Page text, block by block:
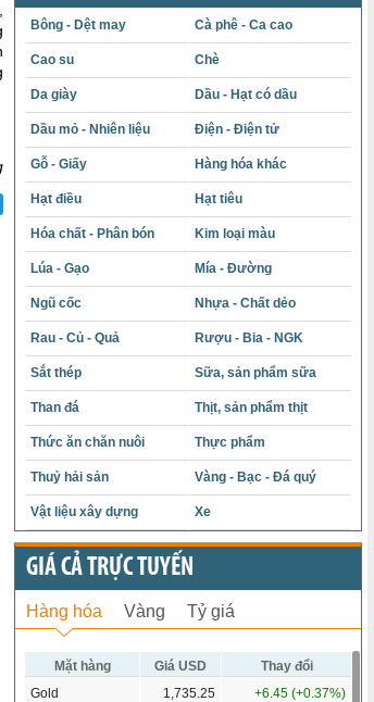
Bông - Dệt may Cà phê - Ca cao
Cao su Chè
Da giày Dầu - Hạt có dầu
Dầu mỏ - Nhiên liệu Điện - Điện tử
Gỗ - Giấy Hàng hóa khác
Hạt điều Hạt tiêu
Hóa chất - Phân bón Kim loại màu
Lúa - Gạo Mía - Đường
Ngũ cốc Nhựa - Chất dẻo
Rau - Củ - Quả Rượu - Bia - NGK
Sắt thép Sữa, sản phẩm sữa
Than đá Thịt, sản phẩm thịt
Thức ăn chăn nuôi Thực phẩm
Thuỷ hải sản Vàng - Bạc - Đá quý
Vật liệu xây dựng Xe
GIÁ CẢ TRỰC TUYẾN
Hàng hóa Vàng Tỷ giá
Mặt hàng Giá USD
Thay đổi
Gold
1,735.25 +6.45 (+0.37%)